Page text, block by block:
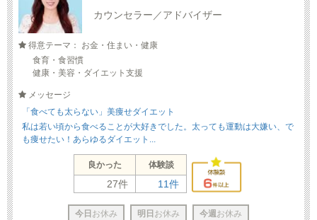
カウンセラー／アドバイザー
得意テーマ： お金・住まい・健康
食育・食習慣
健康・美容・ダイエット支援
メッセージ
「食べても太らない」美痩せダイエット
私は若い頃から食べることが大好きでした。太っても運動は大嫌い、で
も痩せたい！あらゆるダイエット...
良かった 体験談
27件 11件
今日 お休み 明日 お休み 今週 お休み